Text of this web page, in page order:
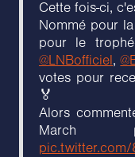
Cette fois-ci,
Nommé pour
pour le
@LNBofficiel,
votes pour
🏅
Alors
March
pic.twitter.com/